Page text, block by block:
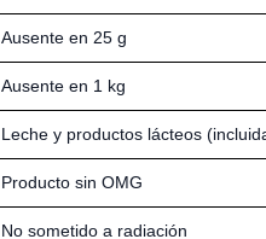
Ausente en 25 g
Ausente en 1 kg
Leche y productos lácteos
Producto sin OMG
No sometido a radiación